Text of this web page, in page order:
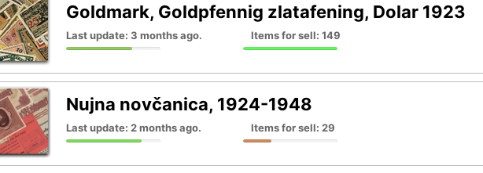
Goldmark, Goldpfennig zlatafening, Dolar 1923
Last update: 3 months ago. Items for sell: 149
Nujna novčanica, 1924-1948
Last update: 2 months ago. Items for sell: 29